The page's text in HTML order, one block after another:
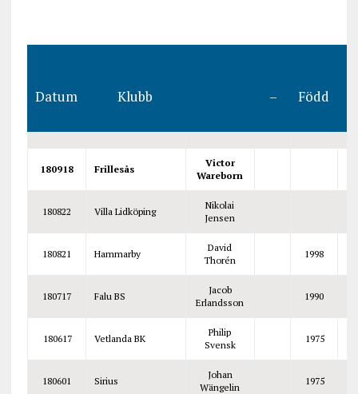
Datum Klubb – Född
180918 Frillesås
Victor
Wareborn
180822 Villa Lidköping
Nikolai
Jensen
180821 Hammarby
David
Thorén
1998
180717 Falu BS
Jacob
Erlandsson
1990
180617 Vetlanda BK
Philip
Svensk
1975
180601 Sirius
Johan
Wängelin
1975